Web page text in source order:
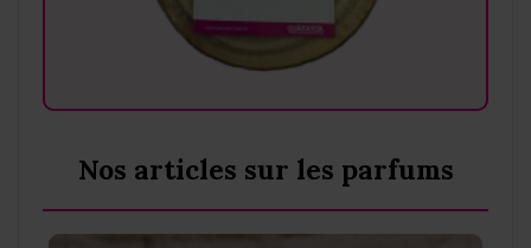
Nos articles sur les parfums